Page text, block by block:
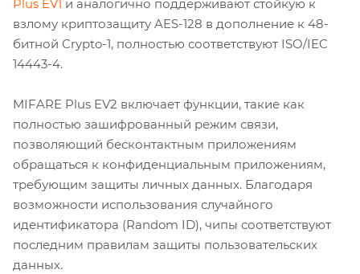
Plus EV1 и аналогично поддерживают стойкую к
взлому криптозащиту AES-128 в дополнение к 48-
битной Crypto-1, полностью соответствуют ISO/IEC
14443-4.
MIFARE Plus EV2 включает функции, такие как
полностью зашифрованный режим связи,
позволяющий бесконтактным приложениям
обращаться к конфиденциальным приложениям,
требующим защиты личных данных. Благодаря
возможности использования случайного
идентификатора (Random ID), чипы соответствуют
последним правилам защиты пользовательских
данных.